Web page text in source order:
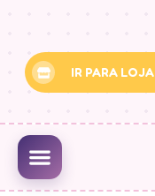
IR PARA LOJA